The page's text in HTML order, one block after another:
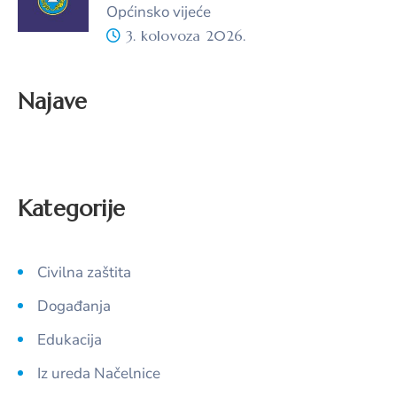
Općinsko vijeće
3. kolovoza 2026.
Najave
Kategorije
Civilna zaštita
Događanja
Edukacija
Iz ureda Načelnice